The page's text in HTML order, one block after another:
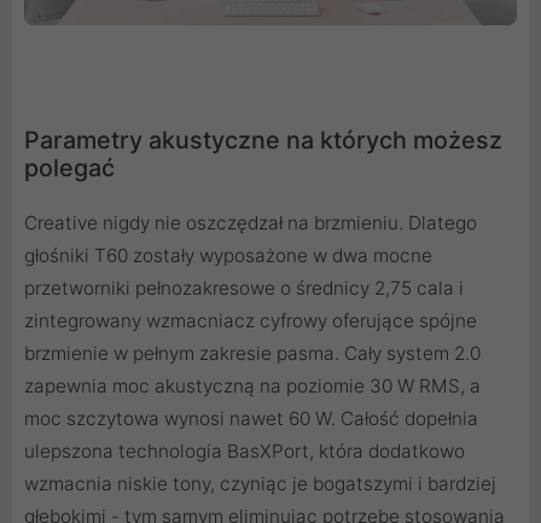
Parametry akustyczne na których możesz
polegać
Creative nigdy nie oszczędzał na brzmieniu. Dlatego
głośniki T60 zostały wyposażone w dwa mocne
przetworniki pełnozakresowe o średnicy 2,75 cala i
zintegrowany wzmacniacz cyfrowy oferujące spójne
brzmienie w pełnym zakresie pasma. Cały system 2.0
zapewnia moc akustyczną na poziomie 30 W RMS, a
moc szczytowa wynosi nawet 60 W. Całość dopełnia
ulepszona technologia BasXPort, która dodatkowo
wzmacnia niskie tony, czyniąc je bogatszymi i bardziej
głębokimi - tym samym eliminując potrzebę stosowania